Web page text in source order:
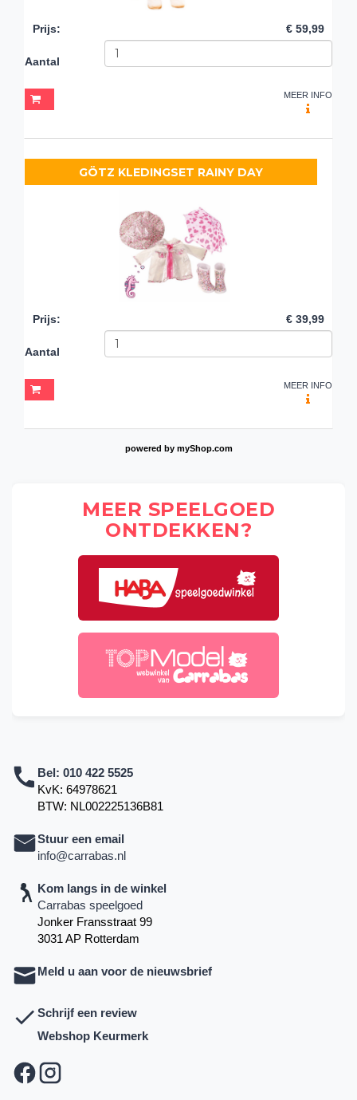
Prijs: € 59,99
Aantal
MEER INFO
GÖTZ KLEDINGSET RAINY DAY
Prijs: € 39,99
Aantal
MEER INFO
powered by myShop.com
MEER SPEELGOED
ONTDEKKEN?
Bel: 010 422 5525
KvK: 64978621
BTW: NL002225136B81
Stuur een email
info@carrabas.nl
Kom langs in de winkel
Carrabas speelgoed
Jonker Fransstraat 99
3031 AP Rotterdam
Meld u aan voor de nieuwsbrief
Schrijf een review
Webshop Keurmerk